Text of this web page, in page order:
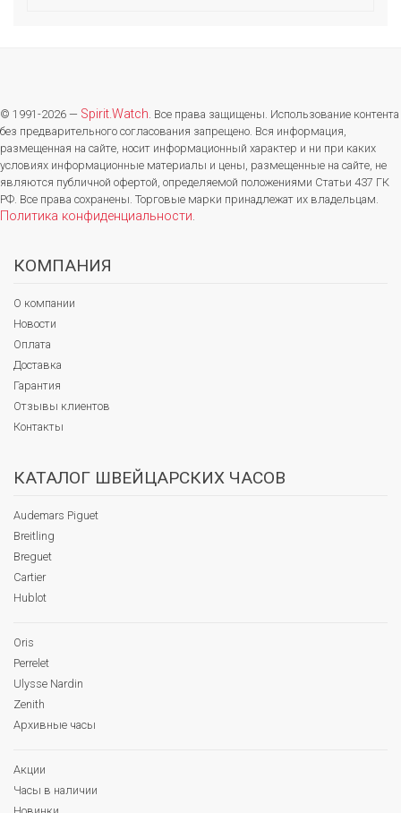
© 1991-2026 — Spirit.Watch. Все права защищены. Использование контента
без предварительного согласования запрещено. Вся информация,
размещенная на сайте, носит информационный характер и ни при каких
условиях информационные материалы и цены, размещенные на сайте, не
являются публичной офертой, определяемой положениями Статьи 437 ГК
РФ. Все права сохранены. Торговые марки принадлежат их владельцам.
Политика конфиденциальности.
КОМПАНИЯ
О компании
Новости
Оплата
Доставка
Гарантия
Отзывы клиентов
Контакты
КАТАЛОГ ШВЕЙЦАРСКИХ ЧАСОВ
Audemars Piguet
Breitling
Breguet
Cartier
Hublot
Oris
Perrelet
Ulysse Nardin
Zenith
Архивные часы
Акции
Часы в наличии